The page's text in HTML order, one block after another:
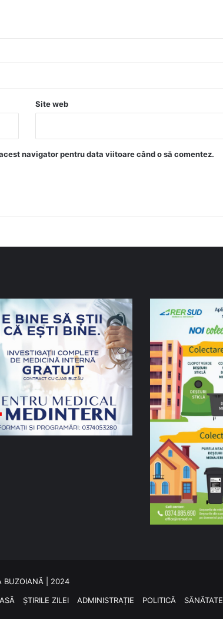
Site web
navigator pentru data viitoare când o să comentez.
| 2024
ȘTIRILE ZILEI ADMINISTRAȚIE POLITICĂ SĂNĂTATE